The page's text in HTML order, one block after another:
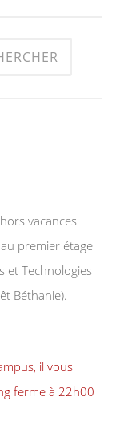
vacances
premier étage
et Technologies
Béthanie).
il vous
ferme à 22h00